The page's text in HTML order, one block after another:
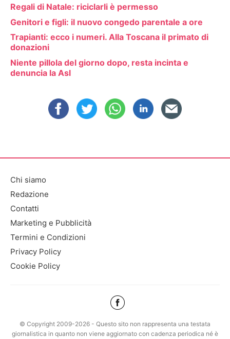
Regali di Natale: riciclarli è permesso
Genitori e figli: il nuovo congedo parentale a ore
Trapianti: ecco i numeri. Alla Toscana il primato di
donazioni
Niente pillola del giorno dopo, resta incinta e
denuncia la Asl
Chi siamo
Redazione
Contatti
Marketing e Pubblicità
Termini e Condizioni
Privacy Policy
Cookie Policy
© Copyright 2009-2026 - Questo sito non rappresenta una testata
giornalistica in quanto non viene aggiornato con cadenza periodica né è